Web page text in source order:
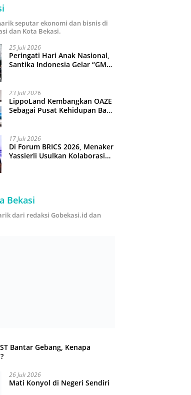
seputar ekonomi dan bisnis di
dan Kota Bekasi.
25 Juli 2026
Peringati Hari Anak Nasional,
Santika Indonesia Gelar “GM
23 Juli 2026
LippoLand Kembangkan OAZE
Sebagai Pusat Kehidupan Baru
17 Juli 2026
Di Forum BRICS 2026, Menaker
Yassierli Usulkan Kolaborasi
Bekasi
dari redaksi Gobekasi.id dan
Bantar Gebang, Kenapa
26 Juli 2026
Mati Konyol di Negeri Sendiri